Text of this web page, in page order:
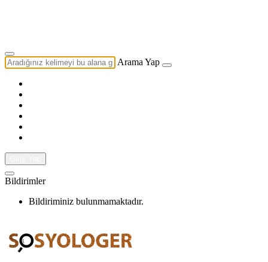
Arama Yap
Bildirimler
Bildiriminiz bulunmamaktadır.